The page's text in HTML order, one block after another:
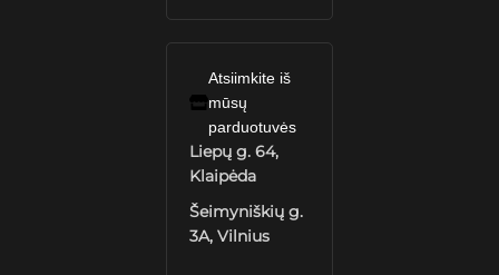
Atsiimkite iš
mūsų
parduotuvės
Liepų g. 64,
Klaipėda
Šeimyniškių g.
3A, Vilnius